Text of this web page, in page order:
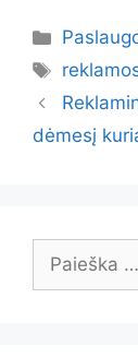
Žymos
dėmesį
Ieškoti: